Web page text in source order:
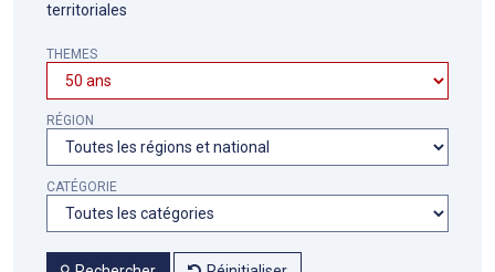
territoriales
THEMES
RÉGION
CATÉGORIE